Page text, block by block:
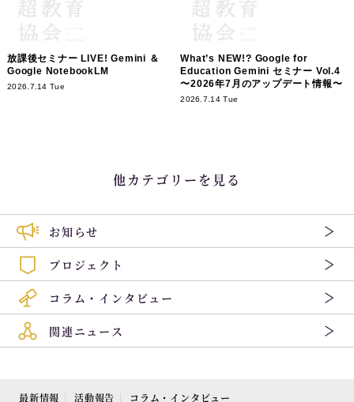
放課後セミナー LIVE! Gemini ＆
Google NotebookLM
2026.7.14 Tue
What’s NEW!? Google for
Education Gemini セミナー Vol.4
〜2026年7月のアップデート情報〜
2026.7.14 Tue
他カテゴリーを見る
お知らせ
プロジェクト
コラム・インタビュー
関連ニュース
最新情報 活動報告 コラム・インタビュー